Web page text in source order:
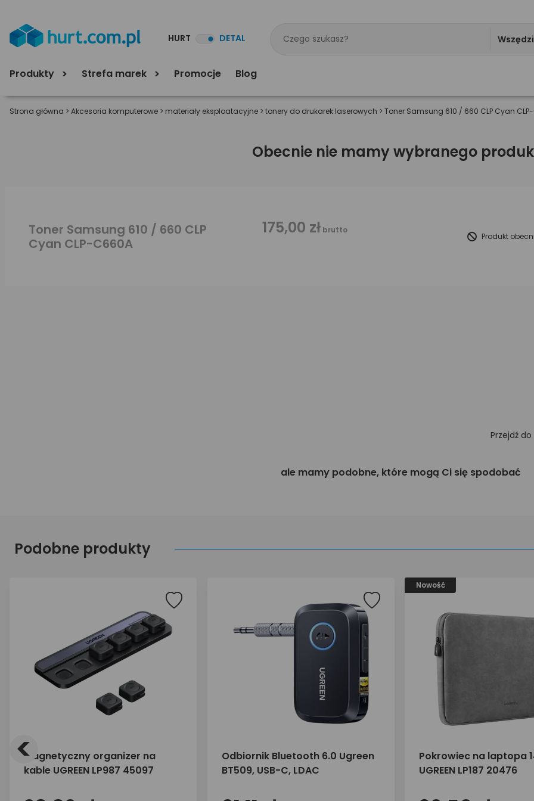
HURT DETAL
Produkty Strefa marek Promocje Blog
Strona główna > Akcesoria komputerowe > materiały eksploatacyjne > tonery do drukarek laserowych > Toner Samsung 610 / 660 CLP Cyan
Obecnie nie mamy wybranego
Toner Samsung 610 / 660 CLP
Cyan CLP-C660A
175,00 zł brutto
Produkt
Przejdź do
ale mamy podobne, które mogą Ci się spodobać
Podobne produkty
Magnetyczny organizer na
kable UGREEN LP987 45097
Odbiornik Bluetooth 6.0 Ugreen
BT509, USB-C, LDAC
Nowość
Pokrowiec na laptopa
UGREEN LP187 20476
<